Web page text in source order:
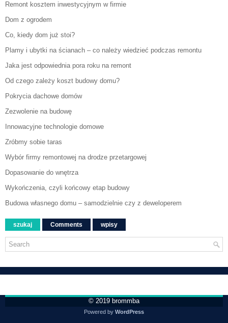
Remont kosztem inwestycyjnym w firmie
Dom z ogrodem
Co, kiedy dom już stoi?
Plamy i ubytki na ścianach – co należy wiedzieć podczas remontu
Jaka jest odpowiednia pora roku na remont
Od czego zależy koszt budowy domu?
Pokrycia dachowe domów
Zezwolenie na budowę
Innowacyjne technologie domowe
Zróbmy sobie taras
Wybór firmy remontowej na drodze przetargowej
Dopasowanie do wnętrza
Wykończenia, czyli końcowy etap budowy
Budowa własnego domu – samodzielnie czy z deweloperem
szukaj Comments wpisy
© 2019 brommba
Powered by WordPress